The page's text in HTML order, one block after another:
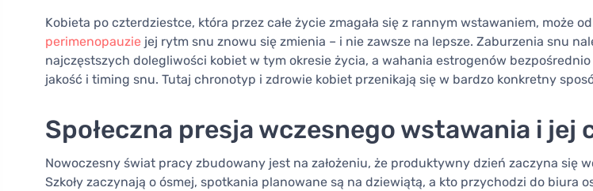
Kobieta po czterdziestce, która przez całe życie zmagała się z rannym wstawaniem, może
perimenopauzie jej rytm snu znowu się zmienia – i nie zawsze na lepsze. Zaburzenia snu
najczęstszych dolegliwości kobiet w tym okresie życia, a wahania estrogenów bezpośrednio
jakość i timing snu. Tutaj chronotyp i zdrowie kobiet przenikają się w bardzo konkretny
Społeczna presja wczesnego wstawania i jej
Nowoczesny świat pracy zbudowany jest na założeniu, że produktywny dzień zaczyna się
Szkoły zaczynają o ósmej, spotkania planowane są na dziewiątą, a kto przychodzi do biura